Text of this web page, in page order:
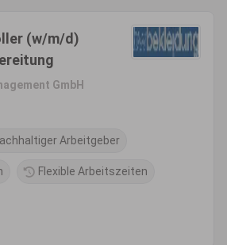
(w/m/d)
GmbH
Arbeitgeber
Flexible Arbeitszeiten